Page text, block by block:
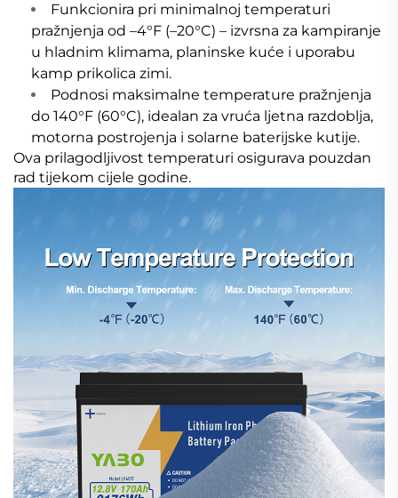
Funkcionira pri minimalnoj temperaturi
pražnjenja od –4°F (–20°C) – izvrsna za kampiranje
u hladnim klimama, planinske kuće i uporabu
kamp prikolica zimi.
Podnosi maksimalne temperature pražnjenja
do 140°F (60°C), idealan za vruća ljetna razdoblja,
motorna postrojenja i solarne baterijske kutije.
Ova prilagodljivost temperaturi osigurava pouzdan
rad tijekom cijele godine.